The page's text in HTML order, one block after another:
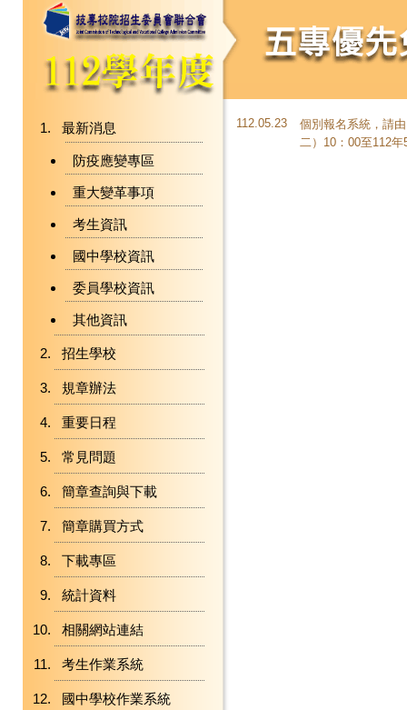
最新消息
防疫應變專區
重大變革事項
考生資訊
國中學校資訊
委員學校資訊
其他資訊
招生學校
規章辦法
重要日程
常見問題
簡章查詢與下載
簡章購買方式
下載專區
統計資料
相關網站連結
考生作業系統
國中學校作業系統
112.05.23
個別報名系統，請
二）10：00至112